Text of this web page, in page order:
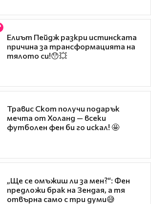
Елиът Пейдж разкри истинската
причина за трансформацията на
тялото си!😯💥
Травис Скот получи подарък
мечта от Холанд — всеки
футболен фен би го искал! 🤩
„Ще се омъжиш ли за мен?“: Фен
предложи брак на Зендая, а тя
отвърна само с три думи😅